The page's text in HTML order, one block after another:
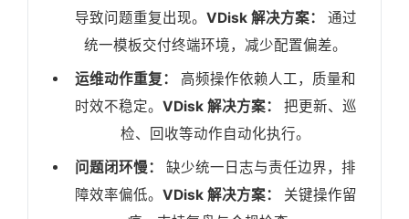
导致问题重复出现。 VDisk 解决方案：
通过
统一模板交付终端环境，减少配置偏差。
运维动作重复：
高频操作依赖人工，质量和
时效不稳定。 VDisk 解决方案：
把更新、巡
检、回收等动作自动化执行。
问题闭环慢：
缺少统一日志与责任边界，排
障效率偏低。 VDisk 解决方案：
关键操作留